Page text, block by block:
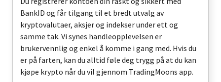
BankID og får tilgang til et bredt utvalg av
kryptovalutaer, aksjer og indekser under ett og
samme tak. Vi synes handleopplevelsen er
brukervennlig og enkel å komme i gang med. Hvis du
er på farten, kan du alltid føle deg trygg på at du kan
kjøpe krypto når du vil gjennom TradingMoons app.